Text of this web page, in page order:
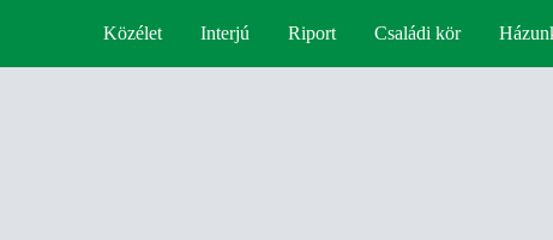
Közélet Interjú Riport Családi kör